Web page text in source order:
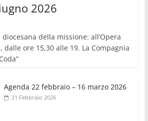
2026
diocesana della missione: all’Opera
dalle ore 15,30 alle 19. La Compagnia
Agenda 22 febbraio – 16 marzo 2026
21 Febbraio 2026